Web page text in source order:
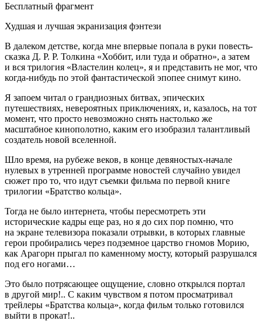
Бесплатный фрагмент
Худшая и лучшая экранизация фэнтези
В далеком детстве, когда мне впервые попала в руки повесть-
сказка Д. Р. Р. Толкина «Хоббит, или туда и обратно», а затем
и вся трилогия «Властелин колец», я и представить не мог, что
когда-нибудь по этой фантастической эпопее снимут кино.
Я запоем читал о грандиозных битвах, эпических
путешествиях, невероятных приключениях, и, казалось, на тот
момент, что просто невозможно снять настолько же
масштабное кинополотно, каким его изобразил талантливый
создатель новой вселенной.
Шло время, на рубеже веков, в конце девяностых-начале
нулевых в утренней программе новостей случайно увидел
сюжет про то, что идут съемки фильма по первой книге
трилогии «Братство кольца».
Тогда не было интернета, чтобы пересмотреть эти
исторические кадры еще раз, но я до сих пор помню, что
на экране телевизора показали отрывки, в которых главные
герои пробирались через подземное царство гномов Морию,
как Арагорн прыгал по каменному мосту, который разрушался
под его ногами…
Это было потрясающее ощущение, словно открылся портал
в другой мир!.. С каким чувством я потом просматривал
трейлеры «Братства кольца», когда фильм только готовился
выйти в прокат!..